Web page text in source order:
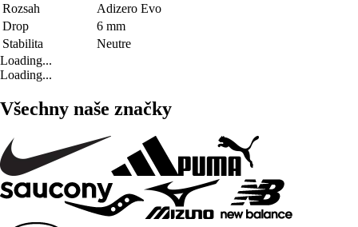
Rozsah
Adizero Evo
Drop
6 mm
Stabilita
Neutre
Loading...
Loading...
Všechny naše značky